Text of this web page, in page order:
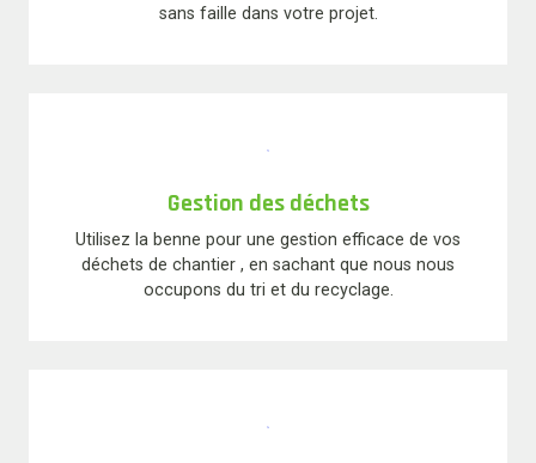
sans faille dans votre projet.
Gestion des déchets
Utilisez la benne pour une gestion efficace de vos
déchets de chantier , en sachant que nous nous
occupons du tri et du recyclage.